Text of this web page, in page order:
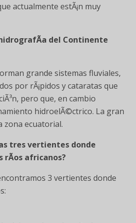
actualmente estÃ¡n muy
del Continente
grande sistemas fluviales,
por rÃ¡pidos y cataratas que
pero que, en cambio
hidroelÃ©ctrico. La gran
zona ecuatorial.
tres vertientes donde
rÃ­os africanos?
3 vertientes donde